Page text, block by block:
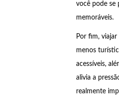
você pode se
memoráveis.
Por fim,
menos
acessíveis,
alivia a
realmente